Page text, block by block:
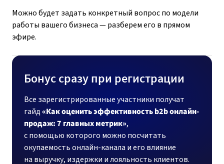
Можно будет задать конкретный вопрос по модели
работы вашего бизнеса — разберем его в прямом
эфире.
Бонус сразу при регистрации
Все зарегистрированные участники получат
гайд«Как оценить эффективность b2b онлайн-
продаж: 7 главных метрик»,
с помощью которого можно посчитать
окупаемость онлайн-канала и его влияние
на выручку, издержки и лояльность клиентов.